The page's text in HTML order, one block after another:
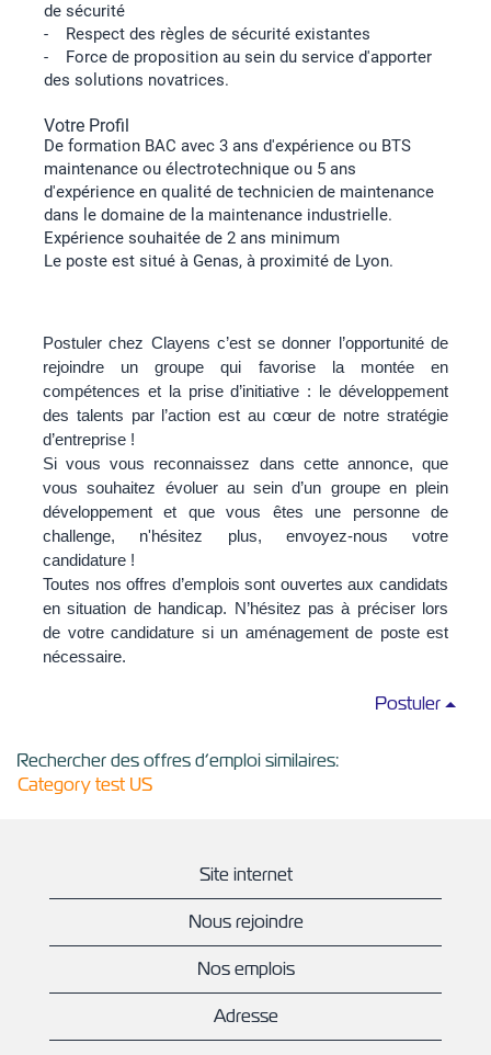
de sécurité
- Respect des règles de sécurité existantes
- Force de proposition au sein du service d'apporter
des solutions novatrices.
Votre Profil
De formation BAC avec 3 ans d'expérience ou BTS
maintenance ou électrotechnique ou 5 ans
d'expérience en qualité de technicien de maintenance
dans le domaine de la maintenance industrielle.
Expérience souhaitée de 2 ans minimum
Le poste est situé à Genas, à proximité de Lyon.
Postuler chez Clayens c’est se donner l’opportunité de
rejoindre un groupe qui favorise la montée en
compétences et la prise d’initiative : le développement
des talents par l’action est au cœur de notre stratégie
d’entreprise !
Si vous vous reconnaissez dans cette annonce, que
vous souhaitez évoluer au sein d’un groupe en plein
développement et que vous êtes une personne de
challenge, n'hésitez plus, envoyez-nous votre
candidature !
Toutes nos offres d’emplois sont ouvertes aux candidats
en situation de handicap. N’hésitez pas à préciser lors
de votre candidature si un aménagement de poste est
nécessaire.
Postuler
Rechercher des offres d’emploi similaires:
Category test US
Site internet
Nous rejoindre
Nos emplois
Adresse